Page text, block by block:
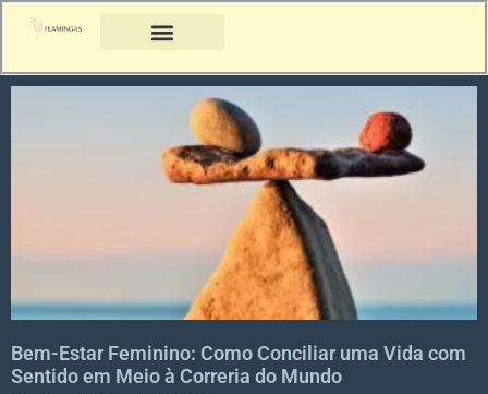
Bem-Estar Feminino: Como Conciliar uma Vida com
Sentido em Meio à Correria do Mundo